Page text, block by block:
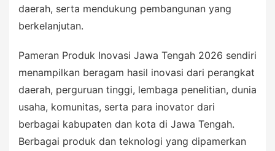
daerah, serta mendukung pembangunan yang
berkelanjutan.
Pameran Produk Inovasi Jawa Tengah 2026 sendiri
menampilkan beragam hasil inovasi dari perangkat
daerah, perguruan tinggi, lembaga penelitian, dunia
usaha, komunitas, serta para inovator dari
berbagai kabupaten dan kota di Jawa Tengah.
Berbagai produk dan teknologi yang dipamerkan